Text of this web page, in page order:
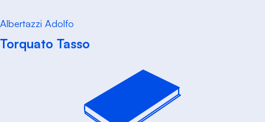
Albertazzi Adolfo
Torquato Tasso